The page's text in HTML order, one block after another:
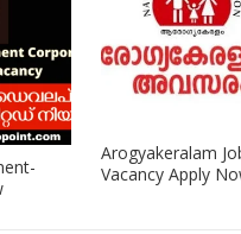
Arogyakeralam
Vacancy Apply